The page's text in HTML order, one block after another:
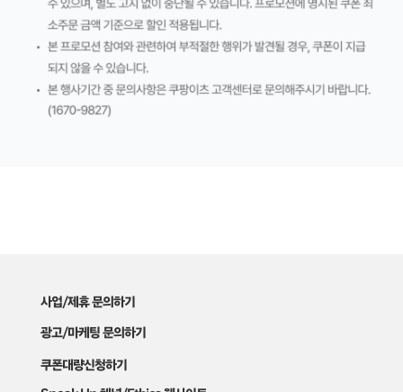
사업/제휴 문의하기
광고/마케팅 문의하기
쿠폰대량신청하기